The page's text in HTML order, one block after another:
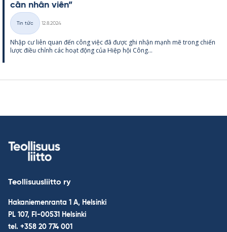
cần nhân viên”
Thể
loại
Tin tức
12.8.2024
Nhập cư liên quan đến công việc đã được ghi nhận mạnh mẽ trong chiến
lược điều chỉnh các hoạt động của Hiệp hội Công...
Teollisuusliitto ry
Hakaniemenranta 1 A, Helsinki
PL 107, FI-00531 Helsinki
tel. +358 20 774 001